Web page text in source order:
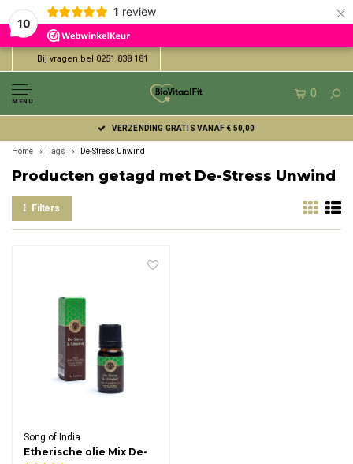
10
1 review ×
Bij vragen bel 0251 838 181
MENU
0
VERZENDING GRATIS VANAF € 50,00
Home Tags De-Stress Unwind
Producten getagd met De-Stress Unwind
Filters
Song of India
Etherische olie Mix De-